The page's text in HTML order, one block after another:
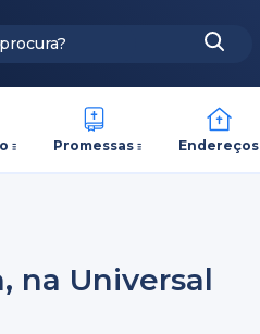
Promessas Endereços
na Universal